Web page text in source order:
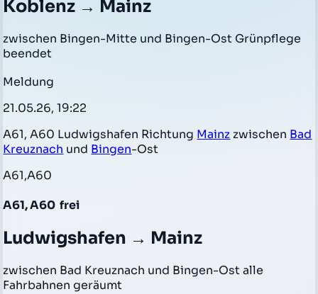
Koblenz → Mainz
zwischen Bingen-Mitte und Bingen-Ost Grünpflege
beendet
Meldung
21.05.26, 19:22
A61, A60 Ludwigshafen Richtung Mainz zwischen Bad
Kreuznach und Bingen-Ost
A61,A60
A61, A60 frei
Ludwigshafen → Mainz
zwischen Bad Kreuznach und Bingen-Ost alle
Fahrbahnen geräumt